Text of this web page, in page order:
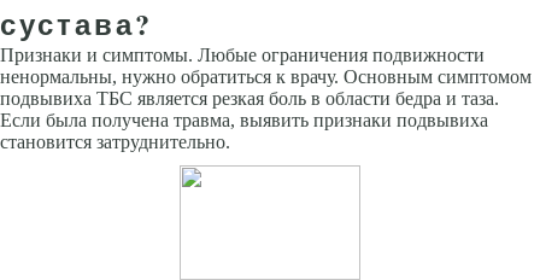
сустава?
Признаки и симптомы. Любые ограничения подвижности
ненормальны, нужно обратиться к врачу. Основным симптомом
подвывиха ТБС является резкая боль в области бедра и таза.
Если была получена травма, выявить признаки подвывиха
становится затруднительно.